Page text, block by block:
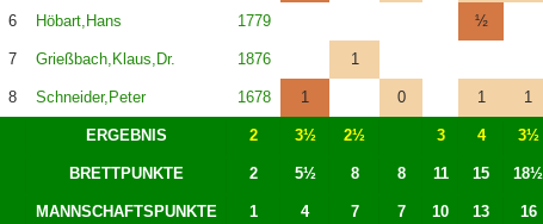
6 Höbart,Hans 1779 ½
7 Grießbach,Klaus,Dr. 1876 1
8 Schneider,Peter 1678 1 0 1 1
ERGEBNIS 2 3½ 2½ 3 4 3½
BRETTPUNKTE 2 5½ 8 8 11 15 18½
MANNSCHAFTSPUNKTE 1 4 7 7 10 13 16